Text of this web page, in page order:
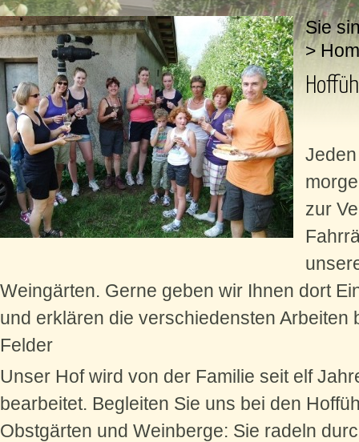
Sie
>
zur
Weingärten. Gerne geben wir Ihnen dort
und erklären die verschiedensten Arbeiten
Felder
Unser Hof wird von der Familie seit elf
bearbeitet. Begleiten Sie uns bei den
Obstgärten und Weinberge: Sie radeln